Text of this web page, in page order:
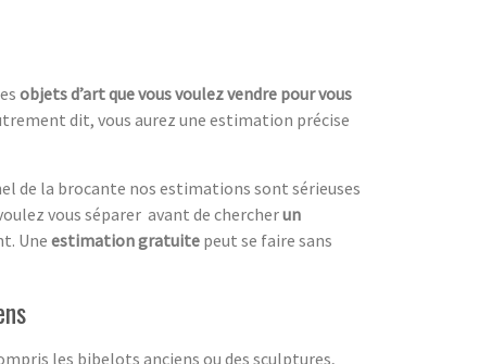
objets d’art que vous voulez vendre pour vous
dit, vous aurez une estimation précise
de la brocante nos estimations sont sérieuses
vous séparer avant de chercherun
Une estimation gratuite peut se faire sans
les bibelots anciens ou des sculptures,